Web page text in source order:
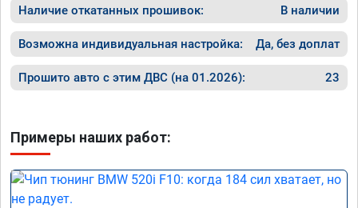
Наличие откатанных прошивок: В наличии
Возможна индивидуальная настройка: Да, без доплат
Прошито авто с этим ДВС (на 01.2026): 23
Примеры наших работ: